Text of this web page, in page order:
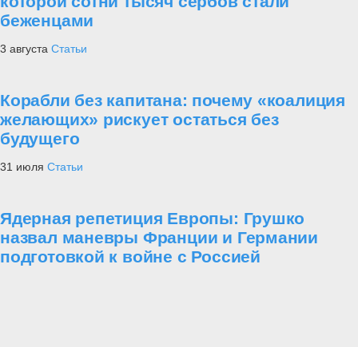
беженцами
3 августа Статьи
Корабли без капитана: почему «коалиция
желающих» рискует остаться без
будущего
31 июля Статьи
Ядерная репетиция Европы: Грушко
назвал маневры Франции и Германии
подготовкой к войне с Россией